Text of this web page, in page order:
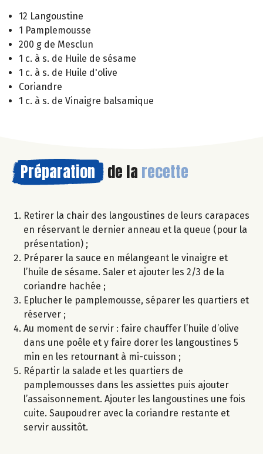
12 Langoustine
1 Pamplemousse
200 g de Mesclun
1 c. à s. de Huile de sésame
1 c. à s. de Huile d'olive
Coriandre
1 c. à s. de Vinaigre balsamique
Préparation de la recette
Retirer la chair des langoustines de leurs carapaces
en réservant le dernier anneau et la queue (pour la
présentation) ;
Préparer la sauce en mélangeant le vinaigre et
l’huile de sésame. Saler et ajouter les 2/3 de la
coriandre hachée ;
Eplucher le pamplemousse, séparer les quartiers et
réserver ;
Au moment de servir : faire chauffer l’huile d’olive
dans une poêle et y faire dorer les langoustines 5
min en les retournant à mi-cuisson ;
Répartir la salade et les quartiers de
pamplemousses dans les assiettes puis ajouter
l’assaisonnement. Ajouter les langoustines une fois
cuite. Saupoudrer avec la coriandre restante et
servir aussitôt.